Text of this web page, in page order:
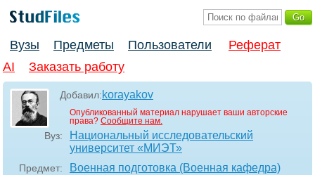
Вузы Предметы Пользователи
Реферат
AI
Заказать работу
Добавил:korayakov
Опубликованный материал нарушает ваши авторские
права? Сообщите нам.
Вуз:
Национальный исследовательский
университет «МИЭТ»
Предмет: Военная подготовка (Военная кафедра)